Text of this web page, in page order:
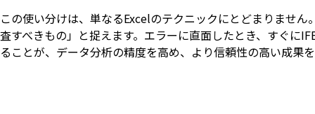
この使い分けは、単なるExcelのテクニックにとどまりませ
査すべきもの」と捉えます。エラーに直面したとき、すぐに
ることが、データ分析の精度を高め、より信頼性の高い成果